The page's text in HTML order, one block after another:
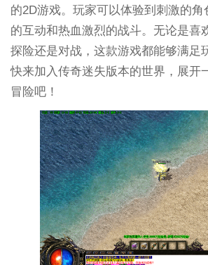
的2D游戏。玩家可以体验到刺激的
的互动和热血激烈的战斗。无论是喜
探险还是对战，这款游戏都能够满足
快来加入传奇迷失版本的世界，展开
冒险吧！